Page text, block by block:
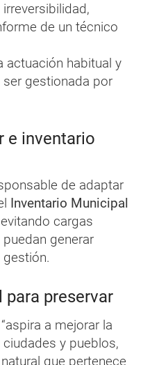
de un técnico
actuación habitual y
gestionada por
e inventario
de adaptar
Inventario Municipal
cargas
generar
preservar
a mejorar la
y pueblos,
que pertenece